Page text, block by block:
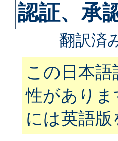
認証、承
翻訳済
この日本
性があり
には英語